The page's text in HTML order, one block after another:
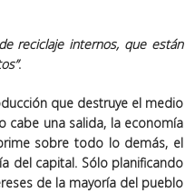
reciclaje internos, que están
.
que destruye el medio
cabe una salida, la economía
sobre todo lo demás, el
del capital. Sólo planificando
de la mayoría del pueblo